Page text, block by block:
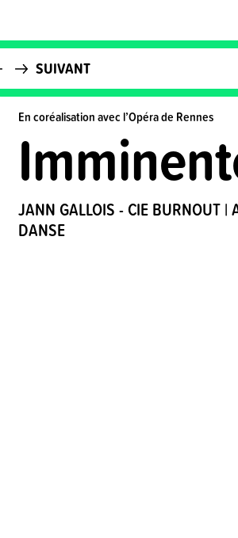
SUIVANT
En coréalisation avec l’Opéra de Rennes
JANN GALLOIS - CIE BURNOUT |
DANSE